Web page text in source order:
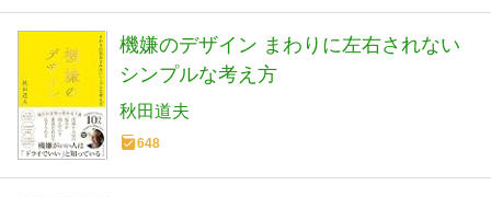
機嫌のデザイン まわりに左右されない
シンプルな考え方
秋田道夫
648